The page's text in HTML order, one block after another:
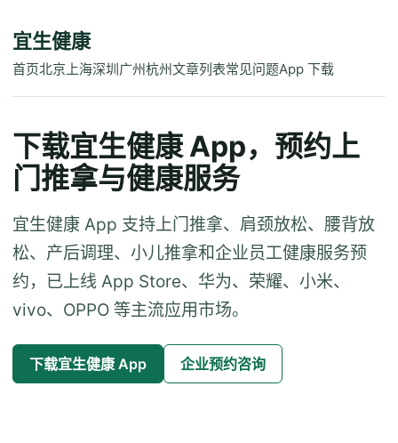
宜生健康
首页北京 上海深圳广州杭州文章列表常见问题App 下载
下载宜生健康 App，预约上
门推拿与健康服务
宜生健康 App 支持上门推拿、肩颈放松、腰背放
松、产后调理、小儿推拿和企业员工健康服务预
约，已上线 App Store、华为、荣耀、小米、
vivo、OPPO 等主流应用市场。
下载宜生健康 App 企业预约咨询